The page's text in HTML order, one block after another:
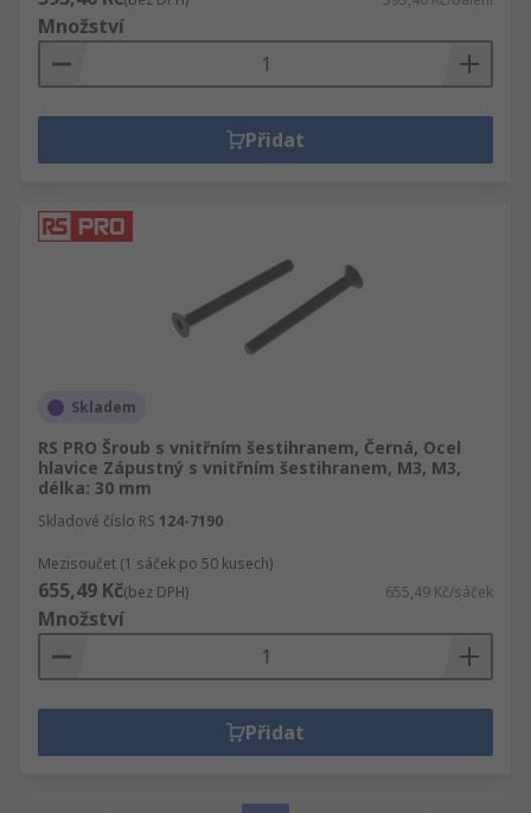
Množství
Přidat
Skladem
RS PRO Šroub s vnitřním šestihranem, Černá, Ocel
hlavice Zápustný s vnitřním šestihranem, M3, M3,
délka: 30 mm
Skladové číslo RS 124-7190
Mezisoučet (1 sáček po 50 kusech)
655,49 Kč(bez DPH) 655,49 Kč/sáček
Množství
Přidat